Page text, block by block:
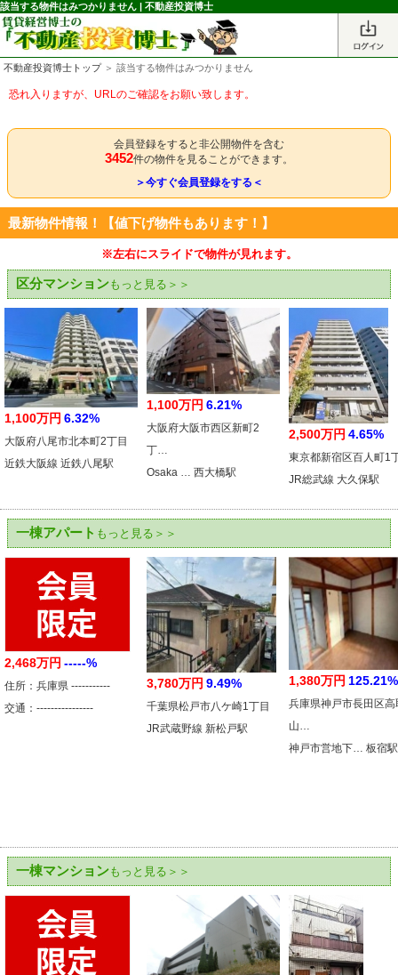
該当する物件はみつかりません | 不動産投資博士
不動産投資博士トップ＞ 該当する物件はみつかりません
恐れ入りますが、URLのご確認をお願い致します。
会員登録をすると非公開物件を含む
3452件の物件を見ることができます。
＞今すぐ会員登録をする＜
最新物件情報！【値下げ物件もあります！】
※左右にスライドで物件が見れます。
区分マンションもっと見る＞＞
1,100万円 6.32%
大阪府八尾市北本町2丁目
近鉄大阪線 近鉄八尾駅
1,100万円 6.21%
大阪府大阪市西区新町2
丁…
Osaka … 西大橋駅
2,500万円 4.65%
東京都新宿区百人町1
JR総武線 大久保駅
一棟アパート もっと見る＞＞
2,468万円 -----%
住所：兵庫県 -----------
交通：----------------
3,780万円 9.49%
千葉県松戸市八ケ崎1丁目
JR武蔵野線 新松戸駅
1,380万円 125.21%
兵庫県神戸市長田区高
山…
神戸市営地下… 板宿駅
一棟マンションもっと見る＞＞